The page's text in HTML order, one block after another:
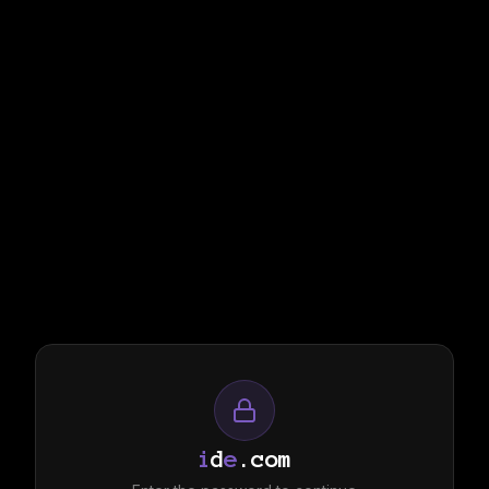
ide .com